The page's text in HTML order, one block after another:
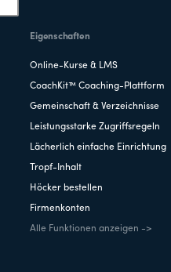
Eigenschaften
Online-Kurse & LMS
CoachKit™ Coaching-Plattform
Gemeinschaft & Verzeichnisse
Leistungsstarke Zugriffsregeln
Lächerlich einfache Einrichtung
Tropf-Inhalt
Höcker bestellen
Firmenkonten
Alle Funktionen anzeigen ->